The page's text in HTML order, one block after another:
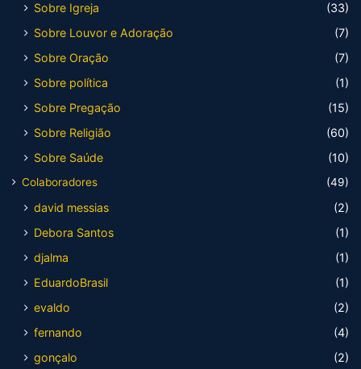
Sobre Igreja
(33)
Sobre Louvor e Adoração
(7)
Sobre Oração
(7)
Sobre política
(1)
Sobre Pregação
(15)
Sobre Religião
(60)
Sobre Saúde
(10)
Colaboradores (49)
david messias
(2)
Debora Santos
(1)
djalma
(1)
EduardoBrasil
(1)
evaldo
(2)
fernando
(4)
gonçalo
(2)